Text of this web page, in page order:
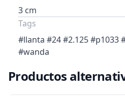
3 cm
Tags
#llanta #24 #2.125 #p1033
#wanda
Productos